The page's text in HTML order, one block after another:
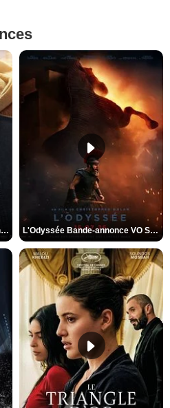
Spider-Man: Brand New Day Bande-annonce VO STFR L'Odyssée Bande-annonce VO STFR